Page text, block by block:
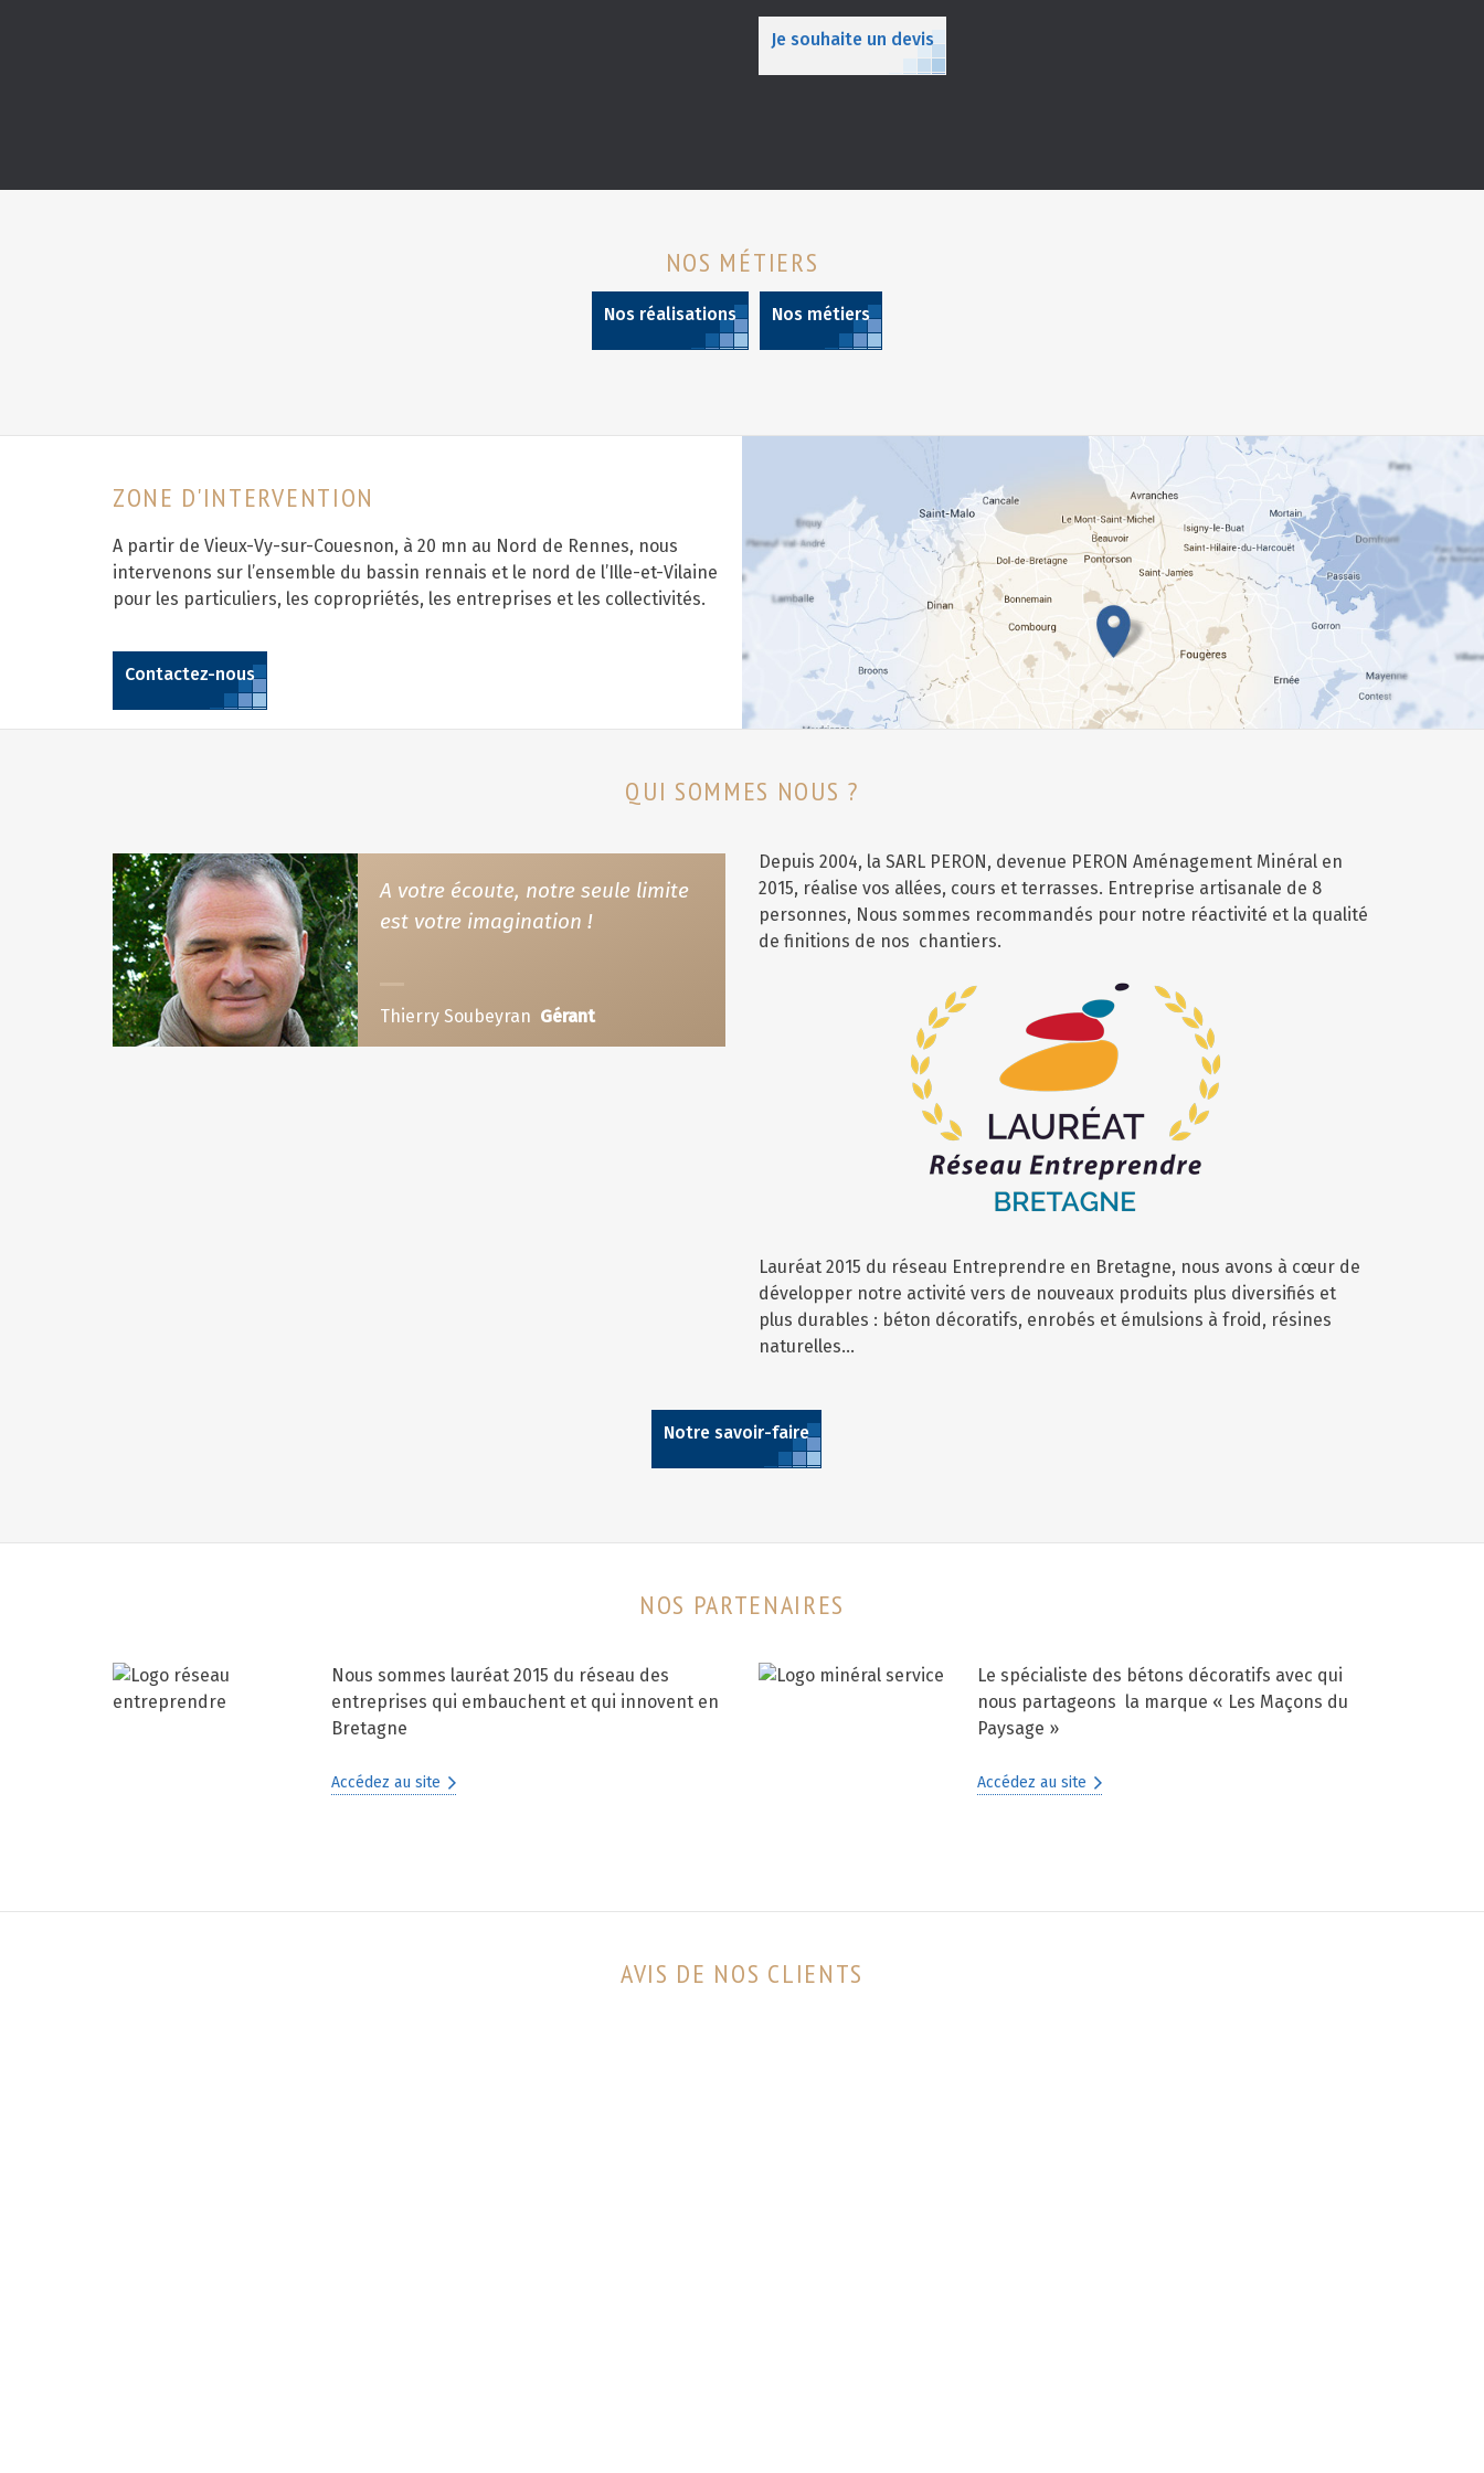
Je souhaite un devis
NOS MÉTIERS
Nos réalisations Nos métiers
ZONE D'INTERVENTION
A partir de Vieux-Vy-sur-Couesnon, à 20 mn au Nord de Rennes, nous
intervenons sur l’ensemble du bassin rennais et le nord de l’Ille-et-Vilaine
pour les particuliers, les copropriétés, les entreprises et les collectivités.
Contactez-nous
QUI SOMMES NOUS ?
A votre écoute, notre seule limite
est votre imagination !
Thierry Soubeyran Gérant
Depuis 2004, la SARL PERON, devenue PERON Aménagement Minéral en
2015, réalise vos allées, cours et terrasses. Entreprise artisanale de 8
personnes, Nous sommes recommandés pour notre réactivité et la qualité
de finitions de nos chantiers.
Lauréat 2015 du réseau Entreprendre en Bretagne, nous avons à cœur de
développer notre activité vers de nouveaux produits plus diversifiés et
plus durables : béton décoratifs, enrobés et émulsions à froid, résines
naturelles…
Notre savoir-faire
NOS PARTENAIRES
Nous sommes lauréat 2015 du réseau des
entreprises qui embauchent et qui innovent en
Bretagne
Accédez au site
Le spécialiste des bétons décoratifs avec qui
nous partageons la marque « Les Maçons du
Paysage »
Accédez au site
AVIS DE NOS CLIENTS